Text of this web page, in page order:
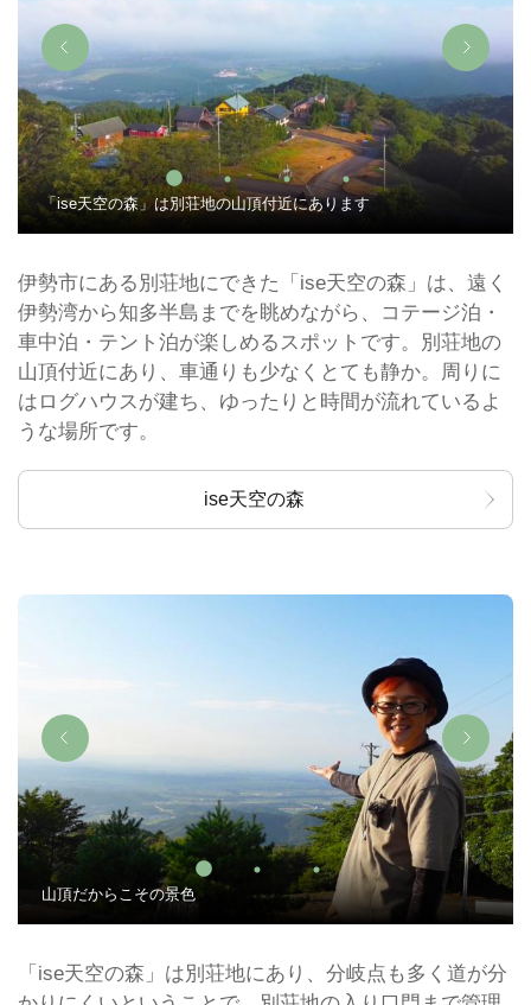
「ise天空の森」は別荘地の山頂付近にあります
伊勢市にある別荘地にできた「ise天空の森」は、遠く
伊勢湾から知多半島までを眺めながら、コテージ泊・
車中泊・テント泊が楽しめるスポットです。別荘地の
山頂付近にあり、車通りも少なくとても静か。周りに
はログハウスが建ち、ゆったりと時間が流れているよ
うな場所です。
ise天空の森
山頂だからこその景色
「ise天空の森」は別荘地にあり、分岐点も多く道が分